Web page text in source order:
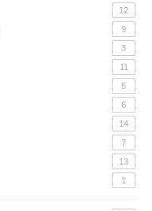
12
9
3
11
5
6
14
7
13
1